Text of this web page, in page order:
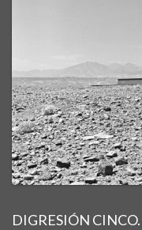
DIGRESIÓN CINCO.